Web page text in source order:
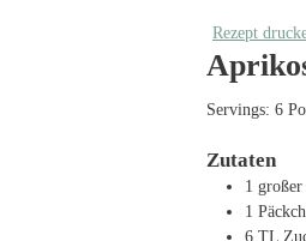
Rezept
Servings: 6
Zutaten
1
1
6 TL